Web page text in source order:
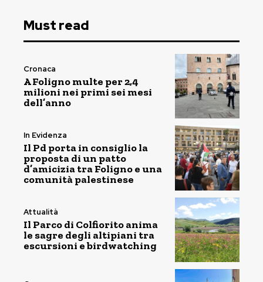
Must read
Cronaca
A Foligno multe per 2,4
milioni nei primi sei mesi
dell’anno
In Evidenza
Il Pd porta in consiglio la
proposta di un patto
d’amicizia tra Foligno e una
comunità palestinese
Attualità
Il Parco di Colfiorito anima
le sagre degli altipiani tra
escursioni e birdwatching